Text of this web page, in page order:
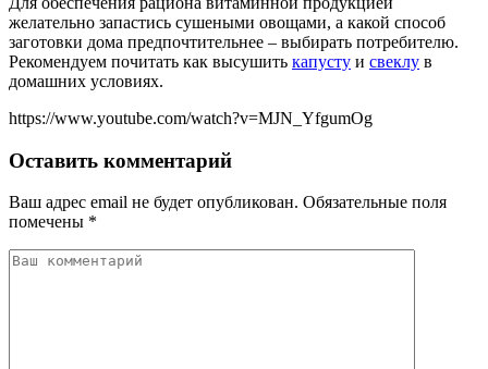
желательно запастись сушеными овощами, а какой способ
заготовки дома предпочтительнее – выбирать потребителю.
Рекомендуем почитать как высушить капусту и свеклу в
домашних условиях.
https://www.youtube.com/watch?v=MJN_YfgumOg
Оставить комментарий
Ваш адрес email не будет опубликован. Обязательные поля
помечены *